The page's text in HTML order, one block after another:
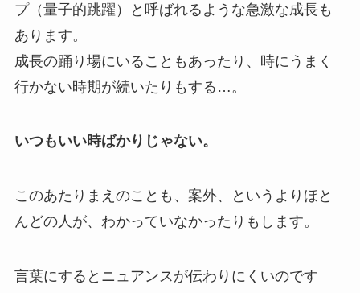
プ（量子的跳躍）と呼ばれるような急激な成長も
あります。
成長の踊り場にいることもあったり、時にうまく
行かない時期が続いたりもする…。
いつもいい時ばかりじゃない。
このあたりまえのことも、案外、というよりほと
んどの人が、わかっていなかったりもします。
言葉にするとニュアンスが伝わりにくいのです